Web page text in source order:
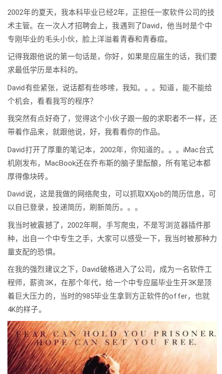
2002年的夏天，我本科毕业已经2年，正担任一家软件公司的技
术主管。在一次人才招聘会上，我遇到了David，他当时是个中
专刚毕业的毛头小伙，脸上洋溢着青春和青春痘。
记得我跟他说的第一句话是，你好，如果是应届生的话，我们要
求最低学历是本科的。
David有些紧张，说话都有些哆嗦，我知。。。知道，能不能给
个机会，看看我写的程序？
我突然有点好奇了，觉得这个小伙子跟一般的求职者不一样，还
带着作品来，就跟他说，好，我看看你的作品。
David打开了厚重的笔记本，2002年，你知道的。。。iMac台式
机刚发布，MacBook还在乔布斯的脑子里酝酿，所有笔记本都
厚得像块砖。
David说，这是我做的网络爬虫，可以抓取XXjob的简历信息，可
以自已登录，投递简历，刷新简历。。。
我当时被震撼了，2002年啊，手写爬虫，不是写浏览器插件那
种，出自一个中专生之手，大家可以感受一下，我当时被那种力
量支配的恐惧。
在我的强烈建议之下，David破格进入了公司，成为一名软件工
程师，薪资3K，在那个年代，给一个中专应届毕业生开3K是顶
着巨大压力的，当时的985毕业生拿到方正软件的offer，也就
4K的样子。